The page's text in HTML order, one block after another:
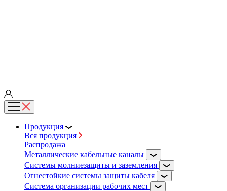
Продукция
Вся продукция
Распродажа
Металлические кабельные каналы
Системы молниезащиты и заземления
Огнестойкие системы защиты кабеля
Система организации рабочих мест